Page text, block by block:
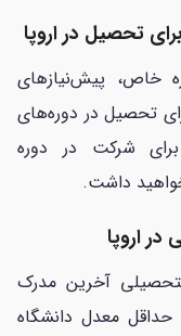
خاص، پیش‌نیازهای
تحصیل در دوره‌های
شرکت در دوره
داشت.
آخرین مدرک
حداقل معدل دانشگاه